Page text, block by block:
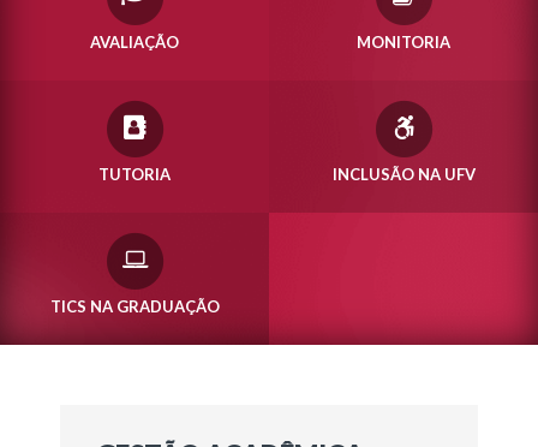
AVALIAÇÃO MONITORIA
TUTORIA INCLUSÃO NA UFV
TICS NA GRADUAÇÃO